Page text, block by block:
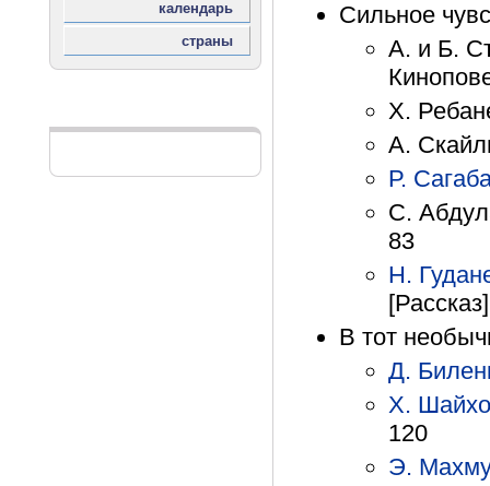
Сильное
А. и Б.
Х.
А.
Р.
С.
83
Н.
В тот
Д.
Х.
120
Э.